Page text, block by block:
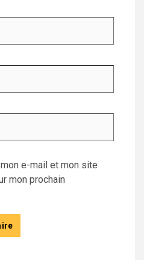
e-mail et mon site
mon prochain